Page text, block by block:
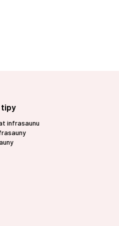
tipy
infrasaunu